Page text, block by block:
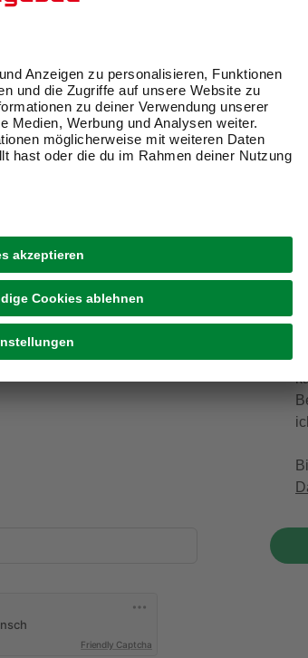
zu einem schöneren
Heimwerker-Tipps
und innovative Lösungen
Friendly Captcha